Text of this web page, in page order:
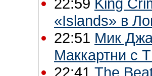
«Islands» в
22:51 Мик
Маккартни с
22:41 The